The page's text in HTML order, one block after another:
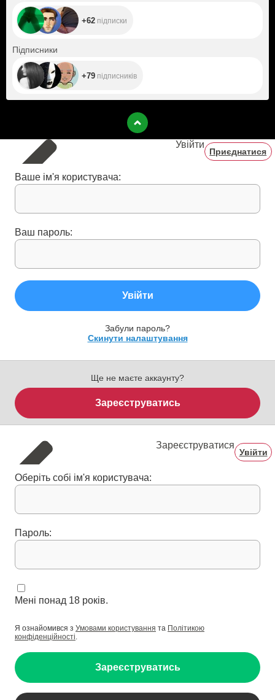
+62 підписки
Підписники
+79 підписників
Увійти
Приєднатися
Ваше ім'я користувача:
Ваш пароль:
Увійти
Забули пароль?
Скинути налаштування
Ще не маєте аккаунту?
Зареєструватись
Зареєструватися
Увійти
Оберіть собі ім'я користувача:
Пароль:
Мені понад 18 років.
Я ознайомився з Умовами користування та Політикою
конфіденційності.
Зареєструватись